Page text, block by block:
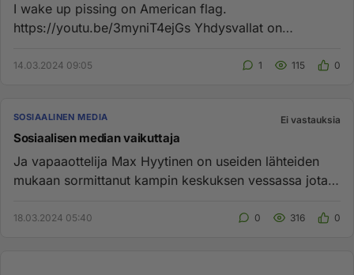
I wake up pissing on American flag.
https://youtu.be/3myniT4ejGs Yhdysvallat on
14.03.2024 09:05 1 115 0
SOSIAALINEN MEDIA Ei vastauksia
Sosiaalisen median vaikuttaja
Ja vapaaottelija Max Hyytinen on useiden lähteiden
mukaan sormittanut kampin keskuksen vessassa jotain
18.03.2024 05:40 0 316 0